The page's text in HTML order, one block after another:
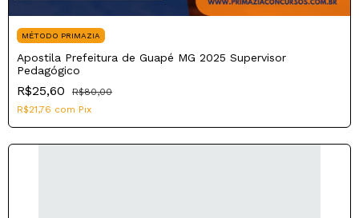
MÉTODO PRIMAZIA
Apostila Prefeitura de Guapé MG 2025 Supervisor
Pedagógico
R$25,60
R$80,00
R$21,76 com Pix